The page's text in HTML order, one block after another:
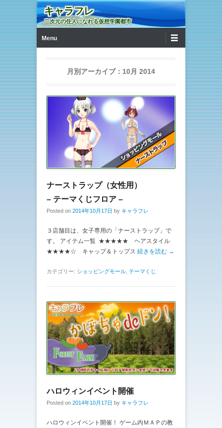
キャラフレ
二次元の住人になれる仮想学園都市
Menu
月別アーカイブ： 10月 2014
ナーストラップ（女性用）
– テーマくじフロア –
Posted on 2014年10月17日 by キャラフレ
３店舗目は、女子専用の「ナーストラップ」で
す。 アイテム一覧 ★★★★★ ヘアスタイル
★★★★☆ キャップ＆トップス 続きを読む →
カテゴリー: ショッピングモール テーマくじ
ハロウィンイベント開催
Posted on 2014年10月17日 by キャラフレ
ハロウィンイベント開催！ ゲーム内ＭＡＰの教